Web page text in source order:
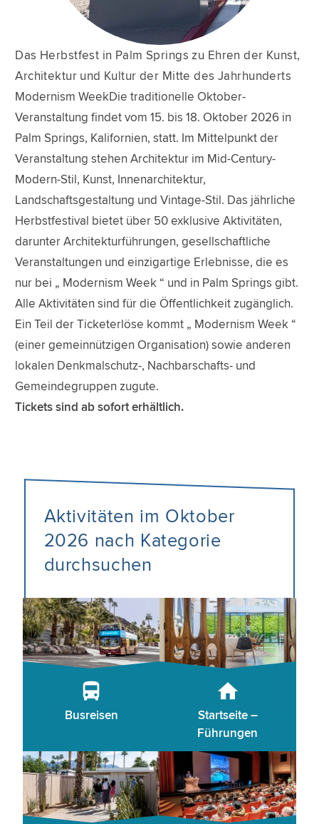
Das Herbstfest in Palm Springs zu Ehren der Kunst,
Architektur und Kultur der Mitte des Jahrhunderts
Modernism WeekDie traditionelle Oktober-
Veranstaltung findet vom 15. bis 18. Oktober 2026 in
Palm Springs, Kalifornien, statt. Im Mittelpunkt der
Veranstaltung stehen Architektur im Mid-Century-
Modern-Stil, Kunst, Innenarchitektur,
Landschaftsgestaltung und Vintage-Stil. Das jährliche
Herbstfestival bietet über 50 exklusive Aktivitäten,
darunter Architekturführungen, gesellschaftliche
Veranstaltungen und einzigartige Erlebnisse, die es
nur bei „ Modernism Week “ und in Palm Springs gibt.
Alle Aktivitäten sind für die Öffentlichkeit zugänglich.
Ein Teil der Ticketerlöse kommt „ Modernism Week “
(einer gemeinnützigen Organisation) sowie anderen
lokalen Denkmalschutz-, Nachbarschafts- und
Gemeindegruppen zugute.
Tickets sind ab sofort erhältlich.
Aktivitäten im Oktober
2026 nach Kategorie
durchsuchen
Busreisen
Startseite –
Führungen